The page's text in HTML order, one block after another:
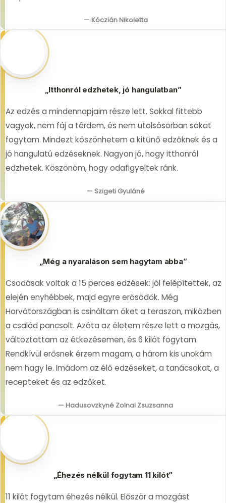
— Kóczián Nikoletta
„Itthonról edzhetek, jó hangulatban”
Az edzés a mindennapjaim része lett. Sokkal fittebb
vagyok, nem fáj a térdem, és nem utolsósorban sokat
fogytam. Mindezt köszönhetem a kitűnő edzőknek és a
jó hangulatú edzéseknek. Nagyon jó, hogy itthonról
edzhetek. Köszönöm, hogy odafigyeltek ránk.
— Szigeti Gyuláné
„Még a nyaraláson sem hagytam abba”
Csodásak voltak a 15 perces edzések: jól felépítettek, az
elején enyhébbek, majd egyre erősödők. Még
Horvátországban is csináltam őket a teraszon, miközben
a család pancsolt. Azóta az életem része lett a mozgás,
változtattam az étkezésemen, és 6 kilót fogytam.
Rendkívül erősnek érzem magam, a három kis unokám
nem hagy le. Imádom az élő edzéseket, a tanácsokat, a
recepteket és az edzőket.
— Hadusovzkyné Zolnai Zsuzsanna
„Éhezés nélkül fogytam 11 kilót”
11 kilót fogytam éhezés nélkül. Először a mozgást